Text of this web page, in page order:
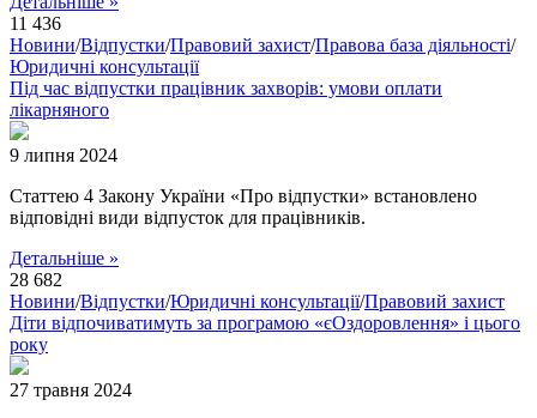
11 436
Новини/Відпустки/Правовий захист/Правова база діяльності/
Юридичні консультації
Під час відпустки працівник захворів: умови оплати
лікарняного
9 липня 2024
Статтею 4 Закону України «Про відпустки» встановлено
відповідні види відпусток для працівників.
Детальніше »
28 682
Новини/Відпустки/Юридичні консультації/Правовий захист
Діти відпочиватимуть за програмою «єОздоровлення» і цього
року
27 травня 2024